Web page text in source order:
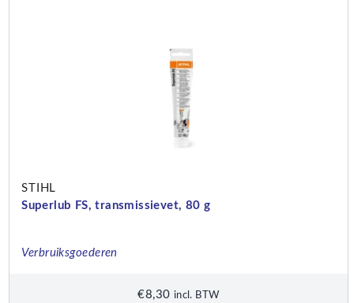
STIHL
Superlub FS, transmissievet, 80 g
Verbruiksgoederen
€8,30 incl. BTW